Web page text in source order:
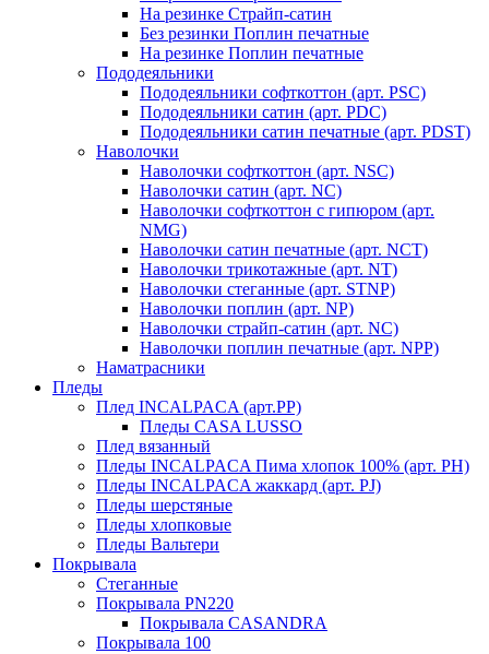
На резинке Страйп-сатин
Без резинки Поплин печатные
На резинке Поплин печатные
Пододеяльники
Пододеяльники софткоттон (арт. PSC)
Пододеяльники сатин (арт. PDC)
Пододеяльники сатин печатные (арт. PDST)
Наволочки
Наволочки софткоттон (арт. NSC)
Наволочки сатин (арт. NC)
Наволочки софткоттон с гипюром (арт.
NMG)
Наволочки сатин печатные (арт. NCT)
Наволочки трикотажные (арт. NT)
Наволочки стеганные (арт. STNP)
Наволочки поплин (арт. NP)
Наволочки страйп-сатин (арт. NC)
Наволочки поплин печатные (арт. NPP)
Наматрасники
Пледы
Плед INCALPACA (арт.PP)
Пледы CASA LUSSO
Плед вязанный
Пледы INCALPACA Пима хлопок 100% (арт. PH)
Пледы INCALPACA жаккард (арт. PJ)
Пледы шерстяные
Пледы хлопковые
Пледы Вальтери
Покрывала
Стеганные
Покрывала PN220
Покрывала CASANDRA
Покрывала 100